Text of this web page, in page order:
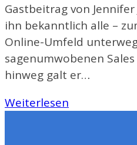
Gastbeitrag von
ihn bekanntlich alle –
Online-Umfeld
sagenumwobenen
hinweg galt er…
Weiterlesen